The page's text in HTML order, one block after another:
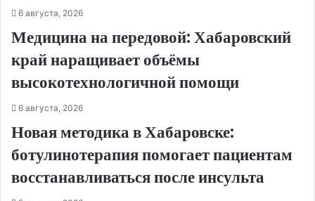
6 августа, 2026
Медицина на передовой: Хабаровский
край наращивает объёмы
высокотехнологичной помощи
6 августа, 2026
Новая методика в Хабаровске:
ботулинотерапия помогает пациентам
восстанавливаться после инсульта